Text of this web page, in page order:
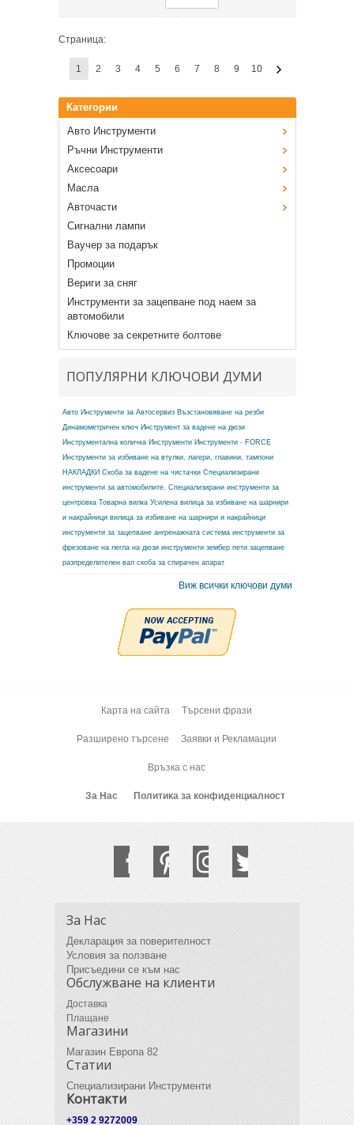
Страница:
1 2 3 4 5 6 7 8 9 10
Категории
Авто Инструменти
Ръчни Инструменти
Аксесоари
Масла
Авточасти
Сигнални лампи
Ваучер за подарък
Промоции
Вериги за сняг
Инструменти за зацепване под наем за
автомобили
Ключове за секретните болтове
ПОПУЛЯРНИ КЛЮЧОВИ ДУМИ
Авто Инструменти за Автосервиз Възстановяване на резби
Динамометричен ключ Инструмент за вадене на дюзи
Инструментална количка Инструменти Инструменти - FORCE
Инструменти за избиване на втулки, лагери, главини, тампони
НАКЛАДКИ Скоба за вадене на чистачки Специализирани
инструменти за автомобилите. Специализирани инструменти за
центровка Товарна вилка Усилена вилица за избиване на шарнири
и накрайници вилица за избиване на шарнири и накрайници
инструменти за зацепване ангренажната система инструменти за
фрезоване на легла на дюзи инструменти зембер пети зацепване
разпределителен вал скоба за спирачен апарат
Виж всички ключови думи
Карта на сайта Търсени фрази
Разширено търсене Заявки и Рекламации
Връзка с нас
За Нас Политика за конфиденциалност
За Нас
Декларация за поверителност
Условия за ползване
Присъедини се към нас
Обслужване на клиенти
Доставка
Плащане
Магазини
Магазин Европа 82
Статии
Специализирани Инструменти
Контакти
+359 2 9272009